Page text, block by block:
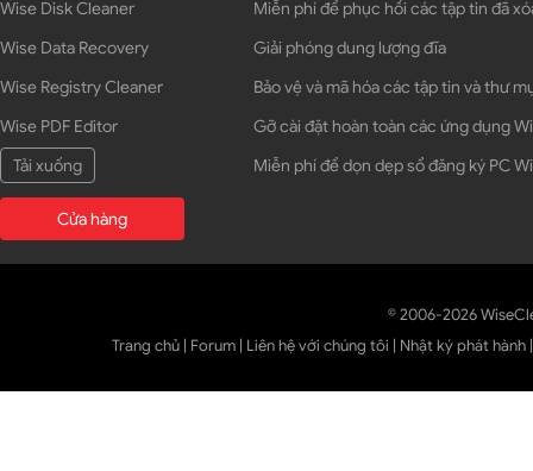
Wise Disk Cleaner
Wise Data Recovery
Wise Registry Cleaner
Wise PDF Editor
Tải xuống
Cửa hàng
Miễn phí để phục hồi các tập tin đã
Giải phóng dung lượng đĩa
Bảo vệ và mã hóa các tập tin và thư
Gỡ cài đặt hoàn toàn các ứng dụng
Miễn phí để dọn dẹp sổ đăng ký PC
© 2006-2026
Trang chủ | Forum | Liên hệ với chúng tôi | Nhật ký phát hành